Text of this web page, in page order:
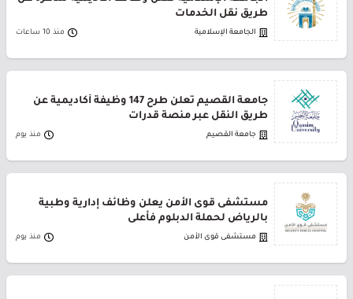
طريق نقل الخدمات
الجامعة الإسلامية منذ 10 ساعات
جامعة القصيم تعلن طرح 147 وظيفة أكاديمية عن
طريق النقل عبر منصة قدرات
جامعة القصيم منذ يوم
مستشفى قوى الأمن يعلن وظائف إدارية وطبية
بالرياض لحملة الدبلوم فأعلى
مستشفى قوى الأمن منذ يوم